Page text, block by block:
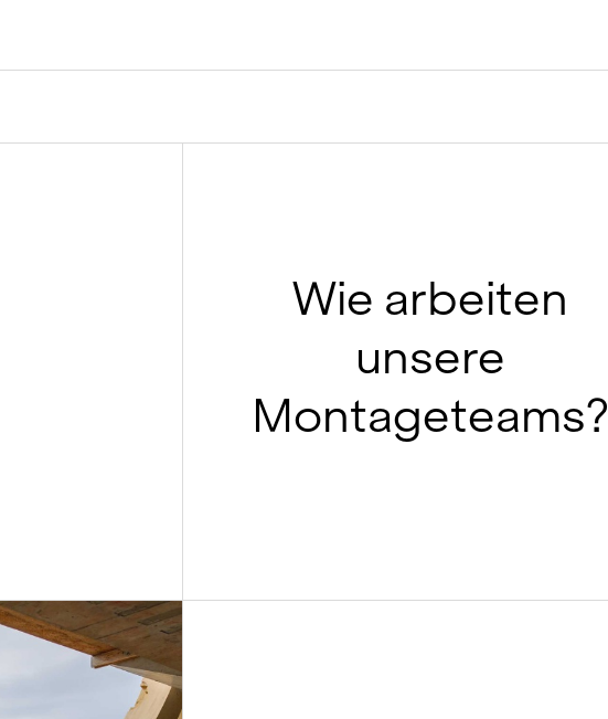
Wie arbeiten
unsere
Montageteams?